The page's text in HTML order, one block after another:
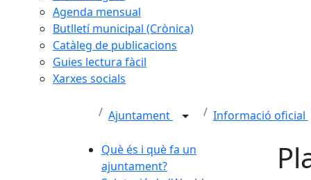
Agenda mensual
Butlletí municipal (Crònica)
Catàleg de publicacions
Guies lectura fàcil
Xarxes socials
Ajuntament Informació oficial
Què és i què fa un
ajuntament?